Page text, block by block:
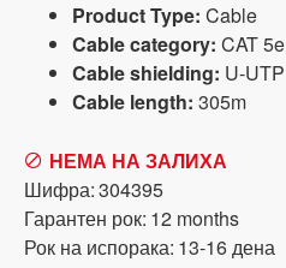
Product Type: Cable
Cable category: CAT 5e
Cable shielding: U-UTP
Cable length: 305m
НЕМА НА ЗАЛИХА
Шифра:304395
Гарантен рок: 12 months
Рок на испорака: 13-16 дена